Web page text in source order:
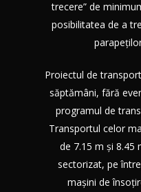
trecere” de
posibilitatea de a
Proiectul de
săptămâni, fără
programul de
Transportul celor
de 7.15 m și 8.45
sectorizat, pe
mașini de